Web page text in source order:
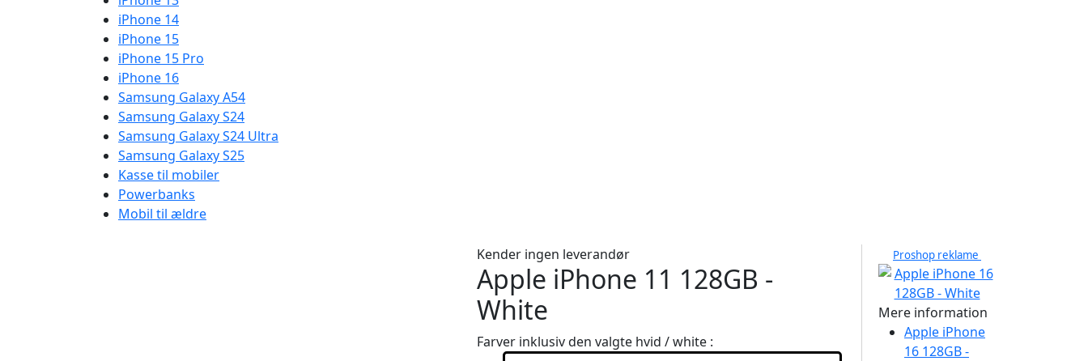
iPhone 14
iPhone 15
iPhone 15 Pro
iPhone 16
Samsung Galaxy A54
Samsung Galaxy S24
Samsung Galaxy S24 Ultra
Samsung Galaxy S25
Kasse til mobiler
Powerbanks
Mobil til ældre
Kender ingen leverandør
Apple iPhone 11 128GB -
White
Farver inklusiv den valgte hvid / white :
Proshop reklame
Mere information
Apple iPhone
16 128GB -